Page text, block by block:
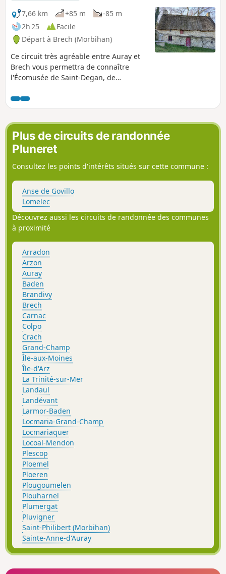
7,66 km
+85 m
-85 m
2h 25
Facile
Départ à Brech (Morbihan)
Ce circuit très agréable entre Auray et
Brech vous permettra de connaître
l'Écomusée de Saint-Degan, de
Saint-Guérin, son retable classique du
XVIIe siècle et sa fontaine miraculeuse,
le pont de Kerfroud, vestige de l'époque
gallo-romaine. Via un ancien sentier des
chouans, rejoindre la vallée de Tréauray
et la rivière du Loc'h puis après avoir
dépassé le verger conservatoire de
Saint-Degan, retrouver l'écomusée
Plus de circuits de randonnée
Pluneret
Consultez les points d'intérêts situés sur cette commune :
Anse de Govillo
Lomelec
Découvrez aussi les circuits de randonnée des communes
à proximité
Arradon
Arzon
Auray
Baden
Brandivy
Brech
Carnac
Colpo
Crach
Grand-Champ
Île-aux-Moines
Île-d'Arz
La Trinité-sur-Mer
Landaul
Landévant
Larmor-Baden
Locmaria-Grand-Champ
Locmariaquer
Locoal-Mendon
Plescop
Ploemel
Ploeren
Plougoumelen
Plouharnel
Plumergat
Pluvigner
Saint-Philibert (Morbihan)
Sainte-Anne-d'Auray